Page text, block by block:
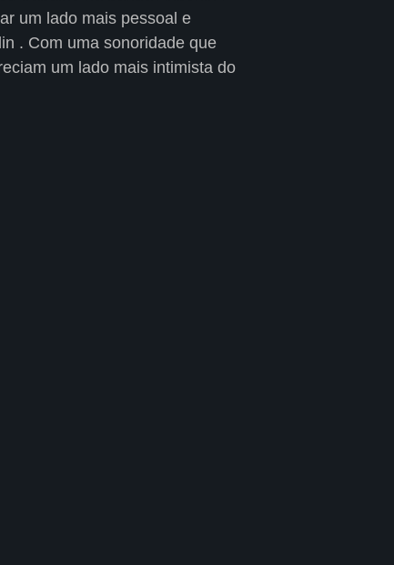
um lado mais pessoal e
. Com uma sonoridade que
um lado mais intimista do